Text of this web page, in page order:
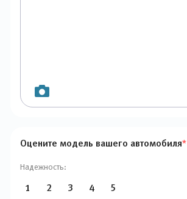
Оцените модель вашего автомобиля*
Надежность:
1 2 3 4 5